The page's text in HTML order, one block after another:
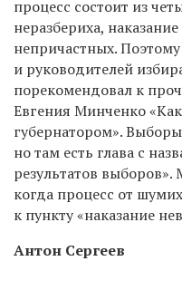
процесс состоит из
неразбериха,
непричастных.
и руководителей
порекомендовал к
Евгения Минченко «Как
губернатором».
но там есть глава с
результатов
когда процесс от
к пункту «наказание
Антон Сергеев